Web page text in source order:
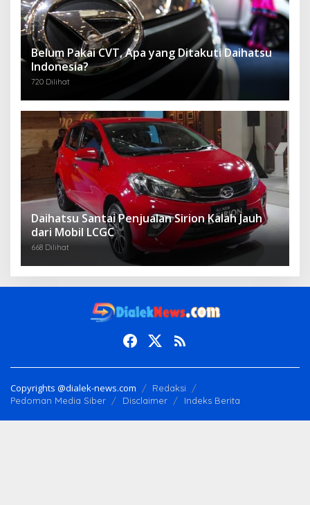
Belum Pakai CVT, Apa yang Ditakuti Daihatsu
Indonesia?
720 Dilihat
Daihatsu Santai Penjualan Sirion Kalah Jauh
dari Mobil LCGC
668 Dilihat
Copyrights @dialek-news.com
Redaksi
Pedoman Media Siber
Disclaimer Indeks Berita